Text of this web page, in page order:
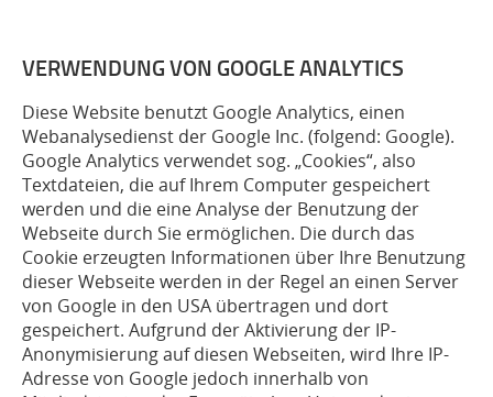
VERWENDUNG VON GOOGLE ANALYTICS
Diese Website benutzt Google Analytics, einen
Webanalysedienst der Google Inc. (folgend: Google).
Google Analytics verwendet sog. „Cookies“, also
Textdateien, die auf Ihrem Computer gespeichert
werden und die eine Analyse der Benutzung der
Webseite durch Sie ermöglichen. Die durch das
Cookie erzeugten Informationen über Ihre Benutzung
dieser Webseite werden in der Regel an einen Server
von Google in den USA übertragen und dort
gespeichert. Aufgrund der Aktivierung der IP-
Anonymisierung auf diesen Webseiten, wird Ihre IP-
Adresse von Google jedoch innerhalb von